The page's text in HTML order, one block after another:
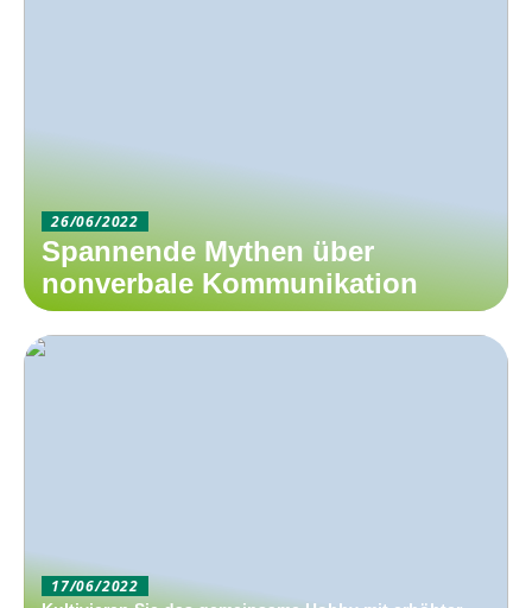
26/06/2022
Spannende Mythen über
nonverbale Kommunikation
17/06/2022